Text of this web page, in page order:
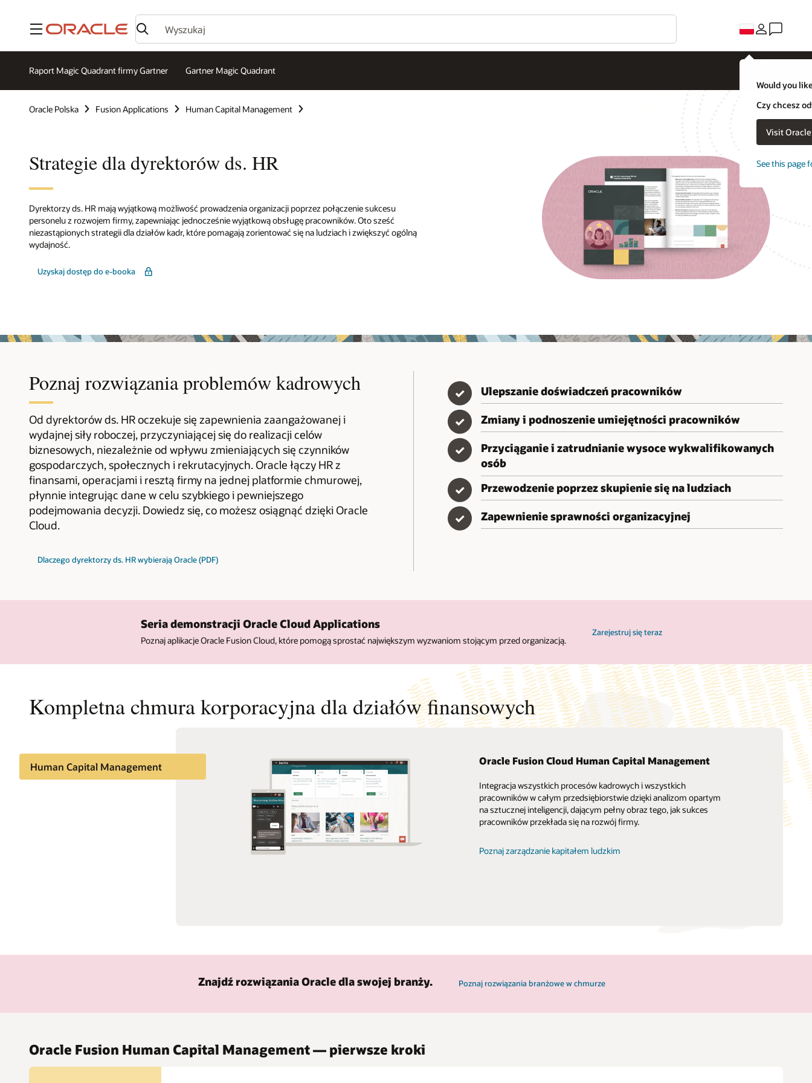
Menu
Would you
Czy chcesz
Visit
See this page
Raport Magic Quadrant firmy Gartner Gartner Magic Quadrant
Oracle Polska Fusion Applications Human Capital Management
Strategie dla dyrektorów ds. HR
Dyrektorzy ds. HR mają wyjątkową możliwość prowadzenia organizacji poprzez połączenie sukcesu
personelu z rozwojem firmy, zapewniając jednocześnie wyjątkową obsługę pracowników. Oto sześć
niezastąpionych strategii dla działów kadr, które pomagają zorientować się na ludziach i zwiększyć ogólną
wydajność.
Uzyskaj dostęp do e-booka
Poznaj rozwiązania problemów kadrowych
Od dyrektorów ds. HR oczekuje się zapewnienia zaangażowanej i
wydajnej siły roboczej, przyczyniającej się do realizacji celów
biznesowych, niezależnie od wpływu zmieniających się czynników
gospodarczych, społecznych i rekrutacyjnych. Oracle łączy HR z
finansami, operacjami i resztą firmy na jednej platformie chmurowej,
płynnie integrując dane w celu szybkiego i pewniejszego
podejmowania decyzji. Dowiedz się, co możesz osiągnąć dzięki Oracle
Cloud.
Dlaczego dyrektorzy ds. HR wybierają Oracle (PDF)
✓ Ulepszanie doświadczeń pracowników
✓ Zmiany i podnoszenie umiejętności pracowników
✓
Przyciąganie i zatrudnianie wysoce wykwalifikowanych
osób
✓ Przewodzenie poprzez skupienie się na ludziach
✓ Zapewnienie sprawności organizacyjnej
Seria demonstracji Oracle Cloud Applications
Poznaj aplikacje Oracle Fusion Cloud, które pomogą sprostać największym wyzwaniom stojącym przed organizacją.
Zarejestruj się teraz
Kompletna chmura korporacyjna dla działów finansowych
Human Capital Management Oracle Fusion Cloud Human Capital Management
Integracja wszystkich procesów kadrowych i wszystkich
pracowników w całym przedsiębiorstwie dzięki analizom opartym
na sztucznej inteligencji, dającym pełny obraz tego, jak sukces
pracowników przekłada się na rozwój firmy.
Poznaj zarządzanie kapitałem ludzkim
Znajdź rozwiązania Oracle dla swojej branży. Poznaj rozwiązania branżowe w chmurze
Oracle Fusion Human Capital Management — pierwsze kroki